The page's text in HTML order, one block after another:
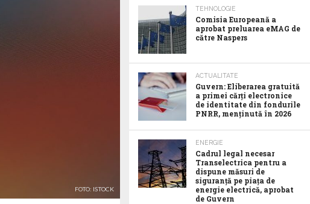
FOTO: ISTOCK
TEHNOLOGIE
Comisia Europeană a
aprobat preluarea eMAG de
către Naspers
ACTUALITATE
Guvern: Eliberarea gratuită
a primei cărți electronice
de identitate din fondurile
PNRR, menținută în 2026
ENERGIE
Cadrul legal necesar
Transelectrica pentru a
dispune măsuri de
siguranță pe piața de
energie electrică, aprobat
de Guvern